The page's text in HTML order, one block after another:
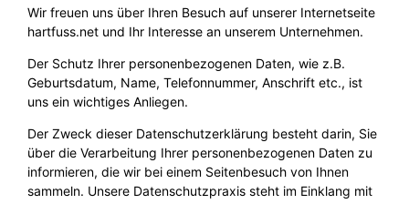
Wir freuen uns über Ihren Besuch auf unserer Internetseite
hartfuss.net und Ihr Interesse an unserem Unternehmen.
Der Schutz Ihrer personenbezogenen Daten, wie z.B.
Geburtsdatum, Name, Telefonnummer, Anschrift etc., ist
uns ein wichtiges Anliegen.
Der Zweck dieser Datenschutzerklärung besteht darin, Sie
über die Verarbeitung Ihrer personenbezogenen Daten zu
informieren, die wir bei einem Seitenbesuch von Ihnen
sammeln. Unsere Datenschutzpraxis steht im Einklang mit